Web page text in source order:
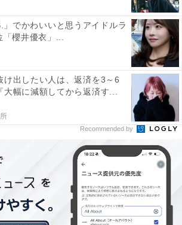
な顔を持つ滝だから」（10代男性／岡
が集まりました。
メントは原文ママです
上 恵
の編集者。オールアバウトに入社後、
ォーカスした記事執筆やSEOライティ
のちにAll About ニュースチームのメ
在は旅行・カルチャー・エンタメなど
担当。東京都出身。居酒屋巡りとス
がい。
」でかわいいと思うアイドルラ
櫻井優衣」...
け出したい人は、返済を3～6
大幅に減額してから返済す...
Recommended by